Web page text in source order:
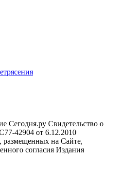
Сегодня.ру Свидетельство о
42904 от 6.12.2010
размещенных на Сайте,
согласия Издания